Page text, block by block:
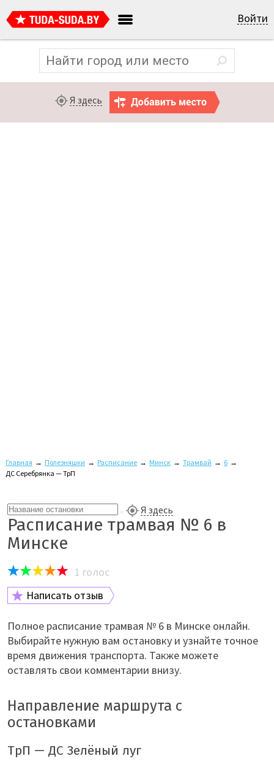
Войти
Я здесь
Главная → Полезняшки → Расписание → Минск → Трамвай → 6 →
ДС Серебрянка — ТрП
Я здесь
Расписание трамвая № 6 в
Минске
1 голос
Написать отзыв
Полное расписание трамвая № 6 в Минске онлайн.
Выбирайте нужную вам остановку и узнайте точное
время движения транспорта. Также можете
оставлять свои комментарии внизу.
Направление маршрута с
остановками
ТрП — ДС Зелёный луг